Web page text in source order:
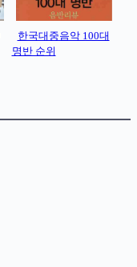
한국대중음악 100대
명반 순위